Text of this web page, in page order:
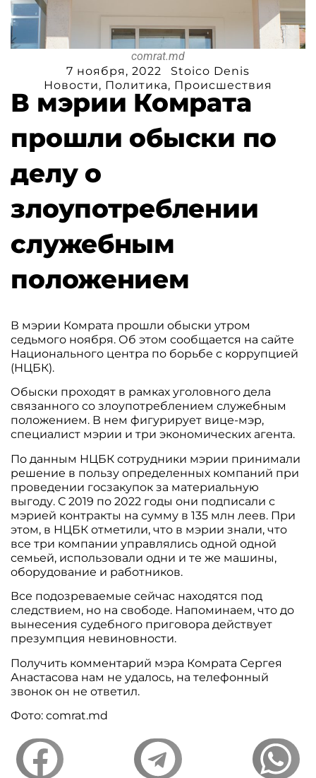
comrat.md
7 ноября, 2022
Stoico Denis
Новости, Политика, Происшествия
В мэрии Комрата
прошли обыски по
делу о
злоупотреблении
служебным
положением
В мэрии Комрата прошли обыски утром
седьмого ноября. Об этом сообщается на сайте
Национального центра по борьбе с коррупцией
(НЦБК).
Обыски проходят в рамках уголовного дела
связанного со злоупотреблением служебным
положением. В нем фигурирует вице-мэр,
специалист мэрии и три экономических агента.
По данным НЦБК сотрудники мэрии принимали
решение в пользу определенных компаний при
проведении госзакупок за материальную
выгоду. С 2019 по 2022 годы они подписали с
мэрией контракты на сумму в 135 млн леев. При
этом, в НЦБК отметили, что в мэрии знали, что
все три компании управлялись одной одной
семьей, использовали одни и те же машины,
оборудование и работников.
Все подозреваемые сейчас находятся под
следствием, но на свободе. Напоминаем, что до
вынесения судебного приговора действует
презумпция невиновности.
Получить комментарий мэра Комрата Сергея
Анастасова нам не удалось, на телефонный
звонок он не ответил.
Фото: comrat.md